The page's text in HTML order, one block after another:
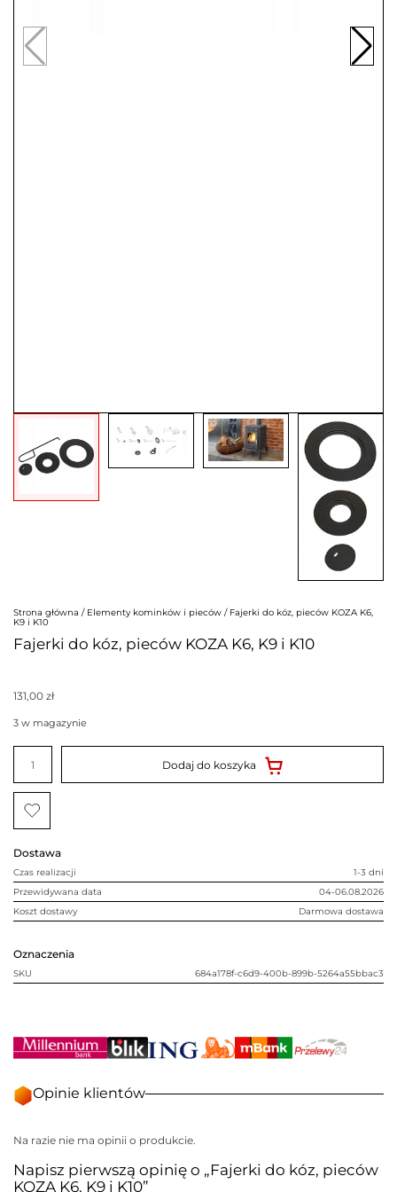
Strona główna / Elementy kominków i pieców / Fajerki do kóz, pieców KOZA K6,
K9 i K10
Fajerki do kóz, pieców KOZA K6, K9 i K10
Dostawa
Czas realizacji
1-3 dni
Przewidywana data
04-06.08.2026
Koszt dostawy
Darmowa dostawa
Oznaczenia
SKU 684a178f-c6d9-400b-899b-5264a55bbac3
131,00 zł
3 w magazynie
ilość
Fajerki
kóz,
pieców
KOZA
K9
K10
Dodaj do koszyka
Opinie klientów
Na razie nie ma opinii o produkcie.
Napisz pierwszą opinię o „Fajerki do kóz, pieców
KOZA K6, K9 i K10”